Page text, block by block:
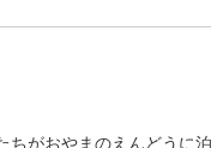
がおやまのえんどうに